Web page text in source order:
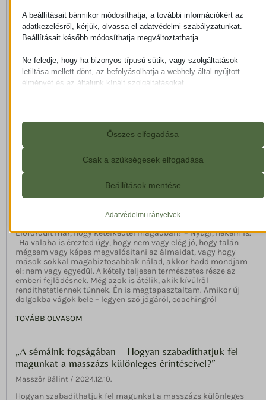
Előfordult már, hogy kételkedtél magadban? – Nyugi,
nekem is.
2025.03.27.
Előfordult már, hogy kételkedtél magadban? – Nyugi, nekem is.
Ha valaha is érezted úgy, hogy nem vagy elég jó, hogy talán
mégsem vagy képes megvalósítani az álmaidat, vagy hogy
mások sokkal magabiztosabbak nálad, akkor hadd mondjam
el: nem vagy egyedül. A kétely teljesen természetes része az
emberi fejlődésnek. Még azok is átélik, akik kívülről
rendíthetetlennek tűnnek. Én is megtapasztaltam. Amikor új
dolgokba vágok bele – legyen szó jógáról, coachingról
TOVÁBB OLVASOM
„A sémáink fogságában – Hogyan szabadíthatjuk fel
magunkat a masszázs különleges érintéseivel?”
Masszőr Bálint 2024.12.10.
Hogyan szabadíthatjuk fel magunkat a masszázs különleges
A beállításait bármikor módosíthatja, a további információkért az
adatkezelésről, kérjük, olvassa el adatvédelmi szabályzatunkat.
Beállításait később módosíthatja megváltoztathatja.
Ne feledje, hogy ha bizonyos típusú sütik, vagy szolgáltatások
letiltása mellett dönt, az befolyásolhatja a webhely által nyújtott
élményét és az általunk kínált szolgáltatásokat.
Az alapvető sütik és szolgáltatások biztosítják az oldal megfelelő
működéséhez. Ezek a sütik és szolgáltatások a GDPR szerint nem
Részletek megjelenítése
woocommerce_items_in_cart
wordpress_logged_in_*
wordpress_test_cookie
wp_woocommerce_session_*
wp-settings-*
wp-settings-time-*
masszorbalint.hu
A statisztikai sütik és szolgáltatások felhasználási információkat
mp_*_mixpanel
sbjs_current
sbjs_current_add
sbjs_session
sbjs_udata
tk_ai
Média
Ezek a sütik és szolgáltatások szükségesek egyes média elemek
megjelenítéséhez, például beágyazott videók, térképek, közösségi
média posztok, stb.
Részletek megjelenítése
fonts.gstatic.com
Egyéb szolgáltatások
Ez a kategória minden olyan sütit, domaint és szolgáltatást
Részletek megjelenítése
__mp_opt_in_out_*
lang
Összes elfogadása
Csak a szükségesek elfogadása
Beállítások mentése
Adatvédelmi irányelvek